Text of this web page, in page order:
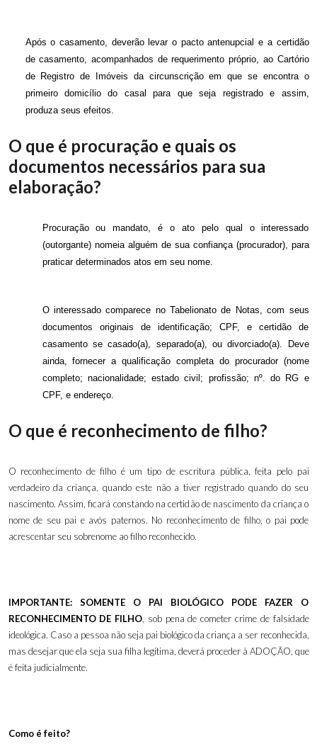
Após o casamento, deverão levar o pacto antenupcial e a certidão
de casamento, acompanhados de requerimento próprio, ao Cartório
de Registro de Imóveis da circunscrição em que se encontra o
primeiro domicílio do casal para que seja registrado e assim,
produza seus efeitos.
O que é procuração e quais os
documentos necessários para sua
elaboração?
Procuração ou mandato, é o ato pelo qual o interessado
(outorgante) nomeia alguém de sua confiança (procurador), para
praticar determinados atos em seu nome.
O interessado comparece no Tabelionato de Notas, com seus
documentos originais de identificação; CPF, e certidão de
casamento se casado(a), separado(a), ou divorciado(a). Deve
ainda, fornecer a qualificação completa do procurador (nome
completo; nacionalidade; estado civil; profissão; nº. do RG e
CPF, e endereço.
O que é reconhecimento de filho?
O reconhecimento de filho é um tipo de escritura pública, feita pelo pai
verdadeiro da criança, quando este não a tiver registrado quando do seu
nascimento. Assim, ficará constando na certidão de nascimento da criança o
nome de seu pai e avós paternos. No reconhecimento de filho, o pai pode
acrescentar seu sobrenome ao filho reconhecido.
IMPORTANTE: SOMENTE O PAI BIOLÓGICO PODE FAZER O
RECONHECIMENTO DE FILHO , sob pena de cometer crime de falsidade
ideológica. Caso a pessoa não seja pai biológico da criança a ser reconhecida,
mas desejar que ela seja sua filha legítima, deverá proceder à ADOÇÃO, que
é feita judicialmente.
Como é feito?